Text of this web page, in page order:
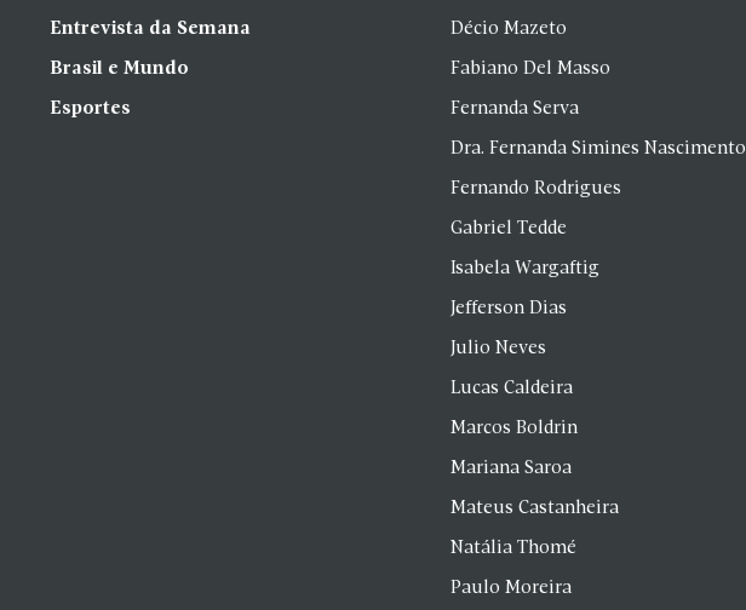
Entrevista da Semana
Brasil e Mundo
Esportes
Décio Mazeto
Fabiano Del Masso
Fernanda Serva
Dra. Fernanda Simines Nascimento
Fernando Rodrigues
Gabriel Tedde
Isabela Wargaftig
Jefferson Dias
Julio Neves
Lucas Caldeira
Marcos Boldrin
Mariana Saroa
Mateus Castanheira
Natália Thomé
Paulo Moreira